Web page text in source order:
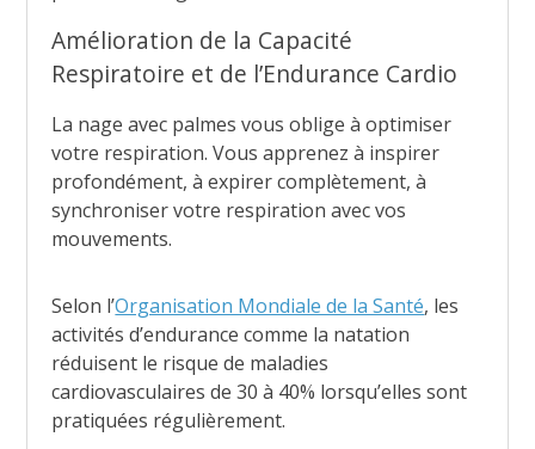
Amélioration de la Capacité
Respiratoire et de l’Endurance Cardio
La nage avec palmes vous oblige à optimiser
votre respiration. Vous apprenez à inspirer
profondément, à expirer complètement, à
synchroniser votre respiration avec vos
mouvements.
Selon l’Organisation Mondiale de la Santé, les
activités d’endurance comme la natation
réduisent le risque de maladies
cardiovasculaires de 30 à 40% lorsqu’elles sont
pratiquées régulièrement.